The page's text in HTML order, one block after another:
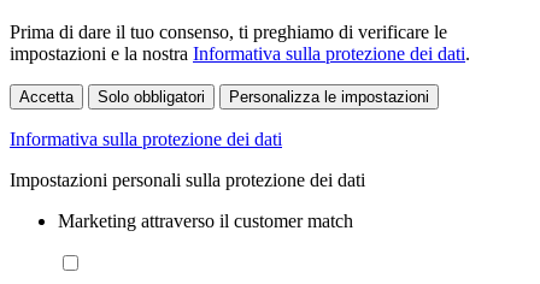
Prima di dare il tuo consenso, ti preghiamo di verificare le
impostazioni e la nostra Informativa sulla protezione dei dati.
Accetta Solo obbligatori Personalizza le impostazioni
Informativa sulla protezione dei dati
Impostazioni personali sulla protezione dei dati
Marketing attraverso il customer match